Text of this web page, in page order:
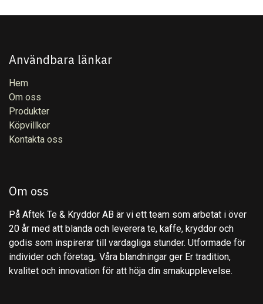
Användbara länkar
Hem
Om oss
Produkter
Köpvillkor
Kontakta oss
Om oss
På Aftek Te & Kryddor AB är vi ett team som arbetat i över
20 år med att blanda och leverera te, kaffe, kryddor och
godis som inspirerar till vardagliga stunder. Utformade för
individer och företag,. Våra blandningar ger Er tradition,
kvalitet och innovation för att höja din smakupplevelse.